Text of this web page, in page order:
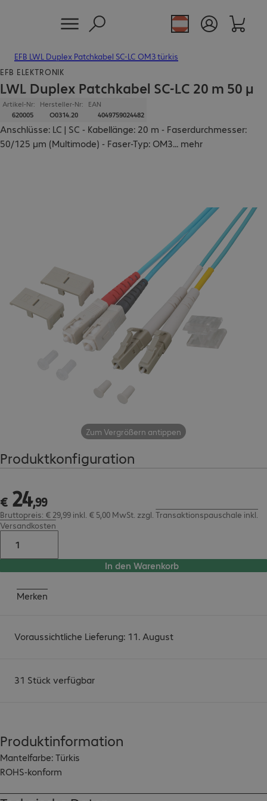
EFB LWL Duplex Patchkabel SC-LC OM3 türkis
Zum Vergrößern antippen
EFB ELEKTRONIK
LWL Duplex Patchkabel SC-LC 20 m 50 µ
Artikel-Nr:
620005
Hersteller-Nr:
O0314.20
EAN
4049759024482
Anschlüsse: LC | SC - Kabellänge: 20 m - Faserdurchmesser:
50/125 µm (Multimode) - Faser-Typ: OM3... mehr
Produktkonfiguration
€ 24,99
€ 24,99
Bruttopreis: € 29,99 inkl. € 5,00 MwSt. zzgl. Transaktionspauschale inkl.
Versandkosten
In den Warenkorb
Merken
Voraussichtliche Lieferung: 11. August
31 Stück verfügbar
Produktinformation
Mantelfarbe: Türkis
ROHS-konform